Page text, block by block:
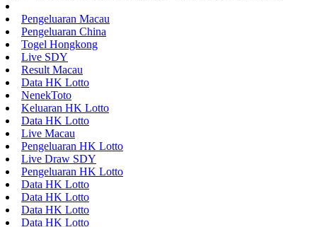
Pengeluaran Macau
Pengeluaran China
Togel Hongkong
Live SDY
Result Macau
Data HK Lotto
NenekToto
Keluaran HK Lotto
Data HK Lotto
Live Macau
Pengeluaran HK Lotto
Live Draw SDY
Pengeluaran HK Lotto
Data HK Lotto
Data HK Lotto
Data HK Lotto
Data HK Lotto